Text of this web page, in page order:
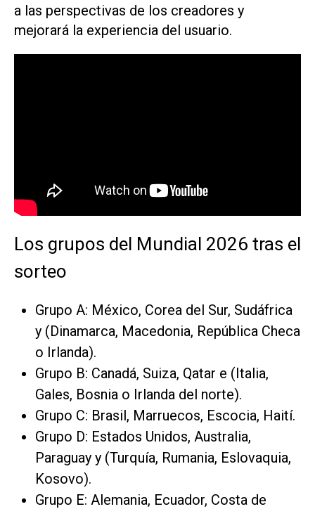
a las perspectivas de los creadores y
mejorará la experiencia del usuario.
Los grupos del Mundial 2026 tras el
sorteo
Grupo A: México, Corea del Sur, Sudáfrica
y (Dinamarca, Macedonia, República Checa
o Irlanda).
Grupo B: Canadá, Suiza, Qatar e (Italia,
Gales, Bosnia o Irlanda del norte).
Grupo C: Brasil, Marruecos, Escocia, Haití.
Grupo D: Estados Unidos, Australia,
Paraguay y (Turquía, Rumania, Eslovaquia,
Kosovo).
Grupo E: Alemania, Ecuador, Costa de